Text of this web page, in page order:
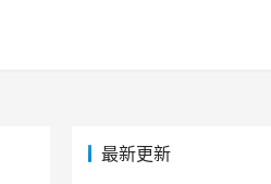
最新更新